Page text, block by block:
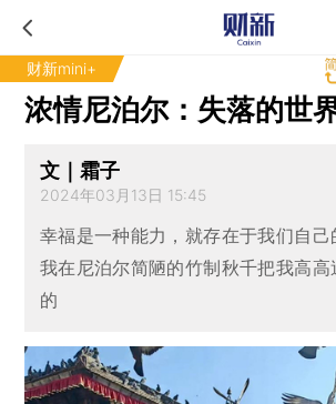
财新mini+
浓情尼泊尔：失落的世
文｜霜子
2024年03月13日 15:45
幸福是一种能力，就存在于我们自己
我在尼泊尔简陋的竹制秋千把我高高
的